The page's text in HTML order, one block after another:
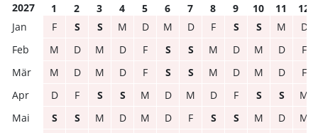
2027 1 2 3 4 5 6 7 8 9 10 11
12
F
S S M D M D F S S M
D
M
D M D F S S M D M D
F
M
D M D F S S M D M D
F
D
F S S M D M D F S S
M
S
S M D M D F S S M D
M